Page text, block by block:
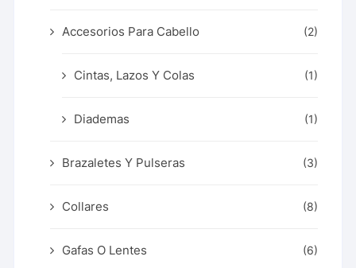
Accesorios Para Cabello (2)
Cintas, Lazos Y Colas (1)
Diademas (1)
Brazaletes Y Pulseras (3)
Collares (8)
Gafas O Lentes (6)